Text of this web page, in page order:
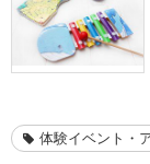
体験イベント・